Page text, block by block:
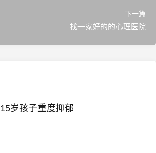
下一篇
找一家好的的心理医院
15岁孩子重度抑郁